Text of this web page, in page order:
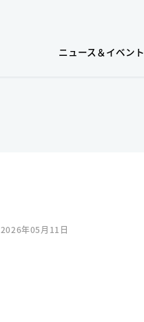
ニュース＆イベント
2026年05月11日